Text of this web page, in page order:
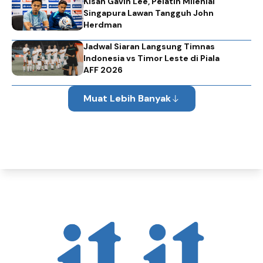
Singapura Lawan Tangguh John
Herdman
Jadwal Siaran Langsung Timnas
Indonesia vs Timor Leste di Piala
AFF 2026
Muat Lebih Banyak